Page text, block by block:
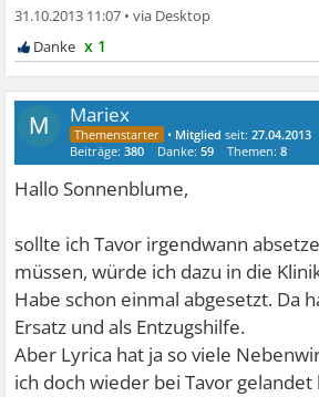
31.10.2013 11:07 •
x 1
M Mariex
• Mitglied seit:27.04.2013
Beiträge:380 Danke:59 Themen:8
Hallo Sonnenblume,
sollte ich Tavor irgendwann
müssen, würde ich dazu in die
Habe schon einmal abgesetzt. Da
Ersatz und als Entzugshilfe.
Aber Lyrica hat ja so viele
ich doch wieder bei Tavor gelandet